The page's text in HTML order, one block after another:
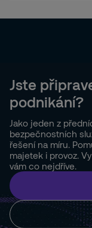
Jste
podnikání?
Jako jeden z
bezpečnostních
řešení na míru.
majetek i provoz.
vám co nejdříve.